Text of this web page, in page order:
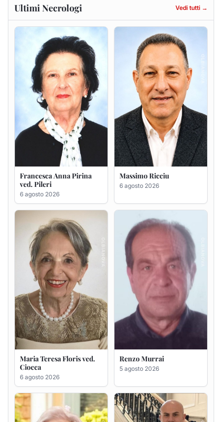
Francesca Anna Pirina
ved. Pileri
6 agosto 2026
Massimo Ricciu
6 agosto 2026
Maria Teresa Floris ved.
6 agosto 2026
Renzo Murrai
5 agosto 2026
Giovanna Ponsanu Ved.
Decandia
5 agosto 2026
Giuseppe Saba
5 agosto 2026